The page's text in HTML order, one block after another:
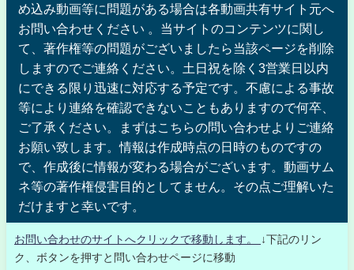
め込み動画等に問題がある場合は各動画共有サイト元へ
お問い合わせください 。当サイトのコンテンツに関し
て、著作権等の問題がございましたら当該ページを削除
しますのでご連絡ください。土日祝を除く3営業日以内
にできる限り迅速に対応する予定です。不慮による事故
等により連絡を確認できないこともありますので何卒、
ご了承ください。まずはこちらの問い合わせよりご連絡
お願い致します。情報は作成時点の日時のものですの
で、作成後に情報が変わる場合がございます。動画サム
ネ等の著作権侵害目的としてません。その点ご理解いた
だけますと幸いです。
お問い合わせのサイトへクリックで移動します。
↓下記のリン
ク、ボタンを押すと問い合わせページに移動